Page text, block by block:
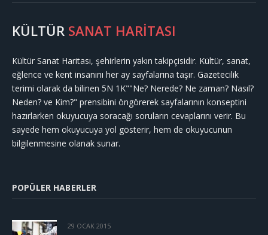
KÜLTÜR SANAT HARİTASI
Kültür Sanat Haritası, şehirlerin yakın takipçisidir. Kültür, sanat,
eğlence ve kent insanını her ay sayfalarına taşır. Gazetecilik
terimi olarak da bilinen 5N 1K""Ne? Nerede? Ne zaman? Nasıl?
Neden? ve Kim?" prensibini öngörerek sayfalarının konseptini
hazırlarken okuyucuya soracağı soruların cevaplarını verir. Bu
sayede hem okuyucuya yol gösterir, hem de okuyucunun
bilgilenmesine olanak sunar.
POPÜLER HABERLER
29 OCAK 2015